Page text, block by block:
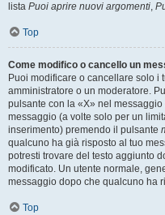
lista Puoi aprire nuovi argomenti,
Top
Come modifico o cancello un
Puoi modificare o cancellare solo i
amministratore o un moderatore.
pulsante con la «X» nel
messaggio (a volte solo per un
inserimento) premendo il pulsante
qualcuno ha già risposto al tuo
potresti trovare del testo aggiunto
modificato. Un utente normale,
messaggio dopo che qualcuno ha
Top